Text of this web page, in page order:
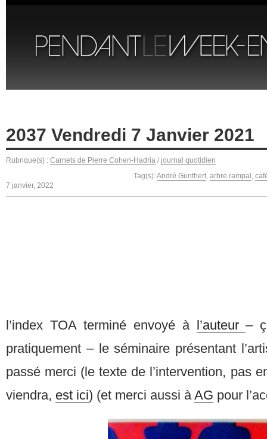
2037 Vendredi 7 Janvier 2021
Rubrique(s) : Carnets de Pierre Cohen-Hadria / journal quotidien
Tag(s):André Gunthert, arbre rampal ,
7 janvier, 2022
l’index TOA terminé envoyé à l’auteur–
pratiquement – le séminaire présentant
passé merci (le texte de l’intervention, pas
viendra, est ici) (et merci aussi àAG pour